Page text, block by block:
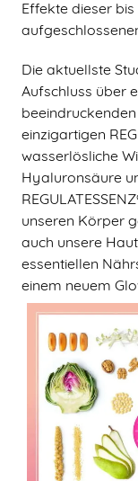
Effekte dieser
Die aktuellste
Aufschluss über
einzigartigen
wasserlösliche
Hyaluronsäure
unseren Körper
auch unsere
essentiellen
einem neuem